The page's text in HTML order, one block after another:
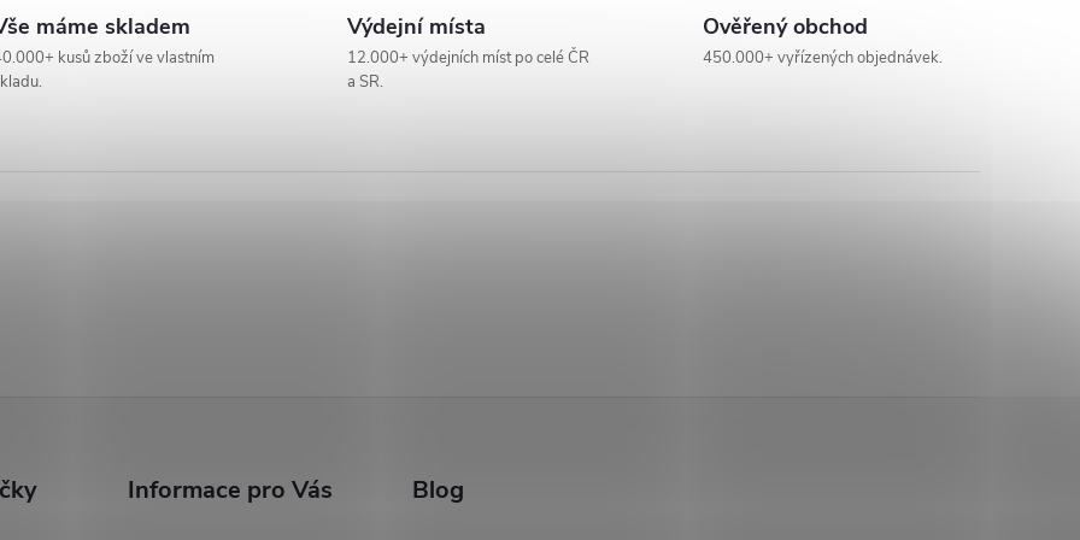
máme skladem
kusů zboží ve vlastním
Výdejní místa
12.000+ výdejních míst po celé ČR
a SR.
Ověřený obchod
450.000+ vyřízených objednávek.
Informace pro Vás Blog